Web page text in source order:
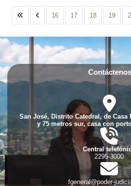
16 17 18 19
Contáctenos
fas
fa-
dot
San José, Distrito Catedral, de Casa
y 75 metros sur, casa con
fas
fa-
Central
2295-3000
fas
fa-
fgeneral@poder-